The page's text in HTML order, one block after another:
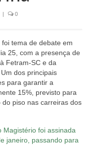
| 0
tema de debate em
25, com a presença de
Fetram-SC e da
dos principais
para garantir a
15%, previsto para
piso nas carreiras dos
Magistério foi assinada
janeiro, passando para